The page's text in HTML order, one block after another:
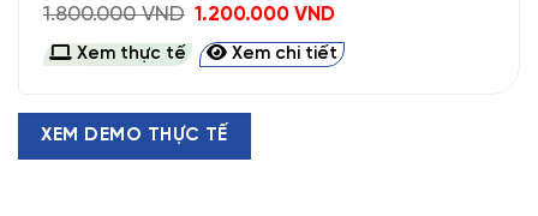
1.800.000VND Giá
gốc
là:
1.800.000 VND.
1.200.000VNDGiá
tại
là:
Xem thực tế Xem chi tiết
XEM DEMO THỰC TẾ